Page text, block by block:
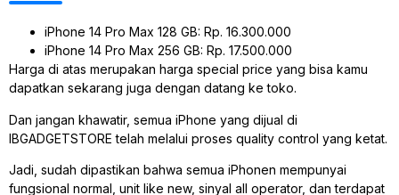
iPhone 14 Pro Max 128 GB: Rp. 16.300.000
iPhone 14 Pro Max 256 GB: Rp. 17.500.000
Harga di atas merupakan harga special price yang bisa kamu
dapatkan sekarang juga dengan datang ke toko.
Dan jangan khawatir, semua iPhone yang dijual di
IBGADGETSTORE telah melalui proses quality control yang ketat.
Jadi, sudah dipastikan bahwa semua iPhonen mempunyai
fungsional normal, unit like new, sinyal all operator, dan terdapat